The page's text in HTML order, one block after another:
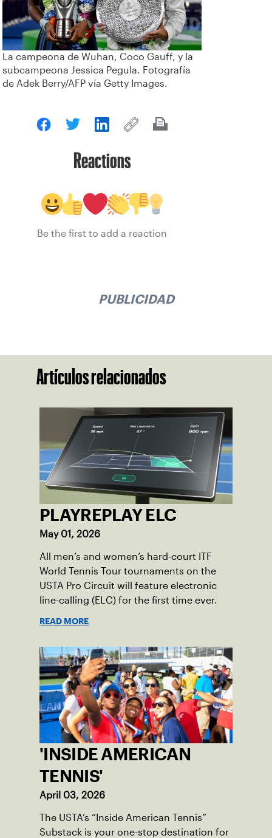
La campeona de Wuhan, Coco Gauff, y la
subcampeona Jessica Pegula. Fotografía
de Adek Berry/AFP vía Getty Images.
Reactions
Be the first to add a reaction
PUBLICIDAD
Artículos relacionados
PLAYREPLAY ELC
May 01, 2026
All men’s and women’s hard-court ITF
World Tennis Tour tournaments on the
USTA Pro Circuit will feature electronic
line-calling (ELC) for the first time ever.
READ MORE
'INSIDE AMERICAN
TENNIS'
April 03, 2026
The USTA’s “Inside American Tennis”
Substack is your one-stop destination for